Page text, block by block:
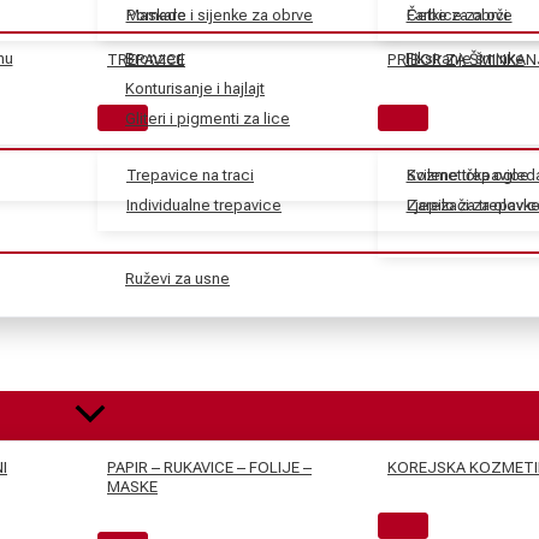
Bronzeri
Konturisanje i hajlajt
Gliteri i pigmenti za lice
Fiksiranje šminke
Ruževi za usne
Maskare
Pomade i sijenke za obrve
Farbe za obrve
TREPAVICE
Trepavice na traci
Individualne trepavice
Svilene trepavice
Ljepilo za
Četkice za oči
PRIBOR ZA
Kozmetička
Zarezači za olovke
PAPIR – RUKAVICE – FOLIJE –
MASKE
KOREJSKA